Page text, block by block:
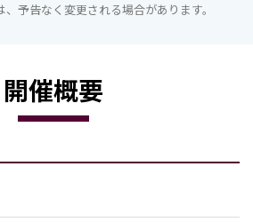
予告なく変更される場合があります。
開催概要